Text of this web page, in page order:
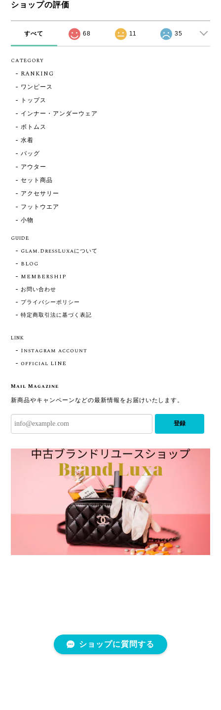
ショップの評価
すべて 68 11 35
CATEGORY
RANKING
ワンピース
トップス
インナー・アンダーウェア
ボトムス
水着
バッグ
アウター
セット商品
アクセサリー
フットウエア
小物
GUIDE
Glam.DressLuxaについて
BLOG
MEMBERSHIP
お問い合わせ
プライバシーポリシー
特定商取引法に基づく表記
LINK
Instagram account
official LINE
Mail Magazine
新商品やキャンペーンなどの最新情報をお届けいたします。
登録
ショップに質問する